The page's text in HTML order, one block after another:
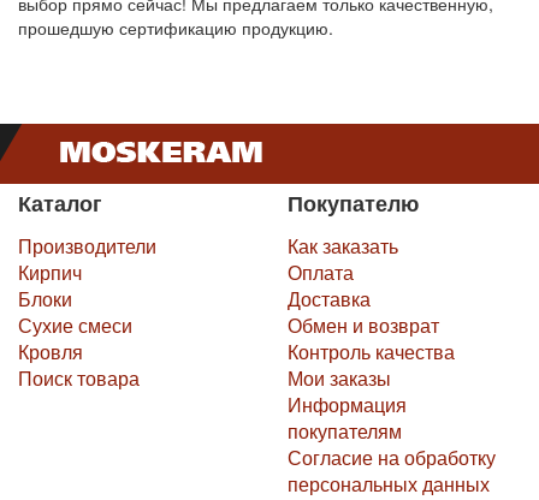
прошедшую сертификацию продукцию.
Каталог
Производители
Кирпич
Блоки
Сухие смеси
Кровля
Поиск товара
Покупателю
Как заказать
Оплата
Доставка
Обмен и возврат
Контроль качества
Мои заказы
Информация
покупателям
Согласие на обработку
персональных данных